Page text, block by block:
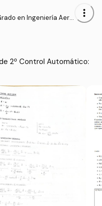
en Ingeniería Aero
more_vert
2º Control Automático: